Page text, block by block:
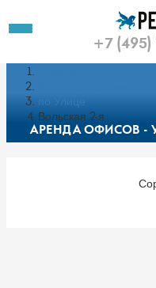
Toggle
Push
+7 (495)
Вольская 2-я
АРЕНДА ОФИСОВ -